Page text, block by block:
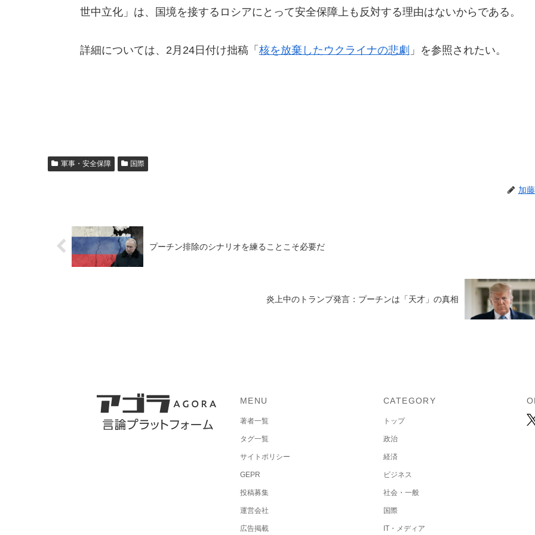
世中立化」は、国境を接するロシアにとって安全保障上も反対する理由はないからである。
詳細については、2月24日付け拙稿「 核を放棄したウクライナの悲劇 」を参照されたい。
軍事・安全保障 国際
加
プーチン排除のシナリオを練ることこそ必要だ
炎上中のトランプ発言：プーチンは「天才」の真相
MENU
著者一覧
タグ一覧
サイトポリシー
GEPR
投稿募集
運営会社
広告掲載
CATEGORY
トップ
政治
経済
ビジネス
社会・一般
国際
IT・メディア